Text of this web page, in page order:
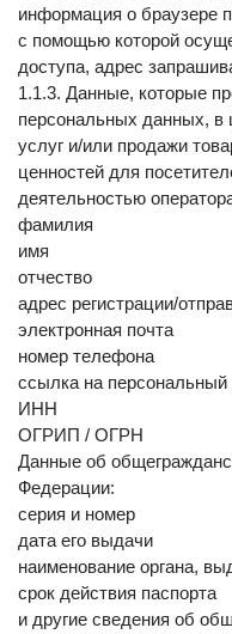
информация о браузере
с помощью которой
доступа, адрес
1.1.3. Данные, которые
персональных данных, в
услуг и/или продажи
ценностей для
деятельностью
фамилия
имя
отчество
адрес регистрации/
электронная почта
номер телефона
ссылка на
ИНН
ОГРИП / ОГРН
Данные об
Федерации:
cерия и номер
дата его выдачи
наименование органа,
срок действия паспорта
и другие сведения об